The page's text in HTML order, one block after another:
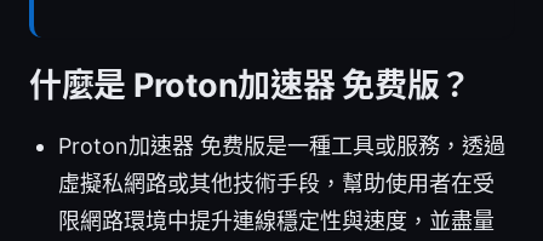
什麼是 Proton加速器 免费版？
Proton加速器 免费版是一種工具或服務，透過
虛擬私網路或其他技術手段，幫助使用者在受
限網路環境中提升連線穩定性與速度，並盡量